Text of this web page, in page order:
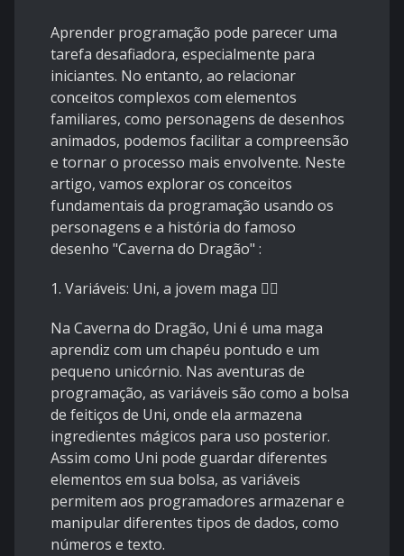
Aprender programação pode parecer uma
tarefa desafiadora, especialmente para
iniciantes. No entanto, ao relacionar
conceitos complexos com elementos
familiares, como personagens de desenhos
animados, podemos facilitar a compreensão
e tornar o processo mais envolvente. Neste
artigo, vamos explorar os conceitos
fundamentais da programação usando os
personagens e a história do famoso
desenho "Caverna do Dragão" :
1. Variáveis: Uni, a jovem maga 🧝‍♀️
Na Caverna do Dragão, Uni é uma maga
aprendiz com um chapéu pontudo e um
pequeno unicórnio. Nas aventuras de
programação, as variáveis são como a bolsa
de feitiços de Uni, onde ela armazena
ingredientes mágicos para uso posterior.
Assim como Uni pode guardar diferentes
elementos em sua bolsa, as variáveis
permitem aos programadores armazenar e
manipular diferentes tipos de dados, como
números e texto.